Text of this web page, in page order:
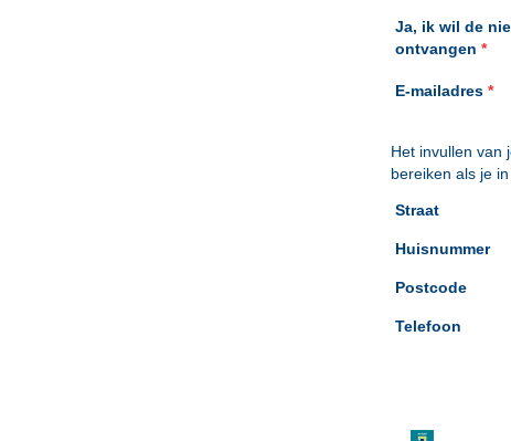
Ja, ik wil de
ontvangen *
E-mailadres *
Het invullen van
bereiken als je
Straat
Huisnummer
Postcode
Telefoon